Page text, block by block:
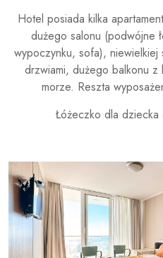
Hotel posiada kilka
dużego salonu (podwójne
wypoczynku, sofa), niewielkiej
drzwiami, dużego balkonu
morze. Reszta
Łóżeczko dla